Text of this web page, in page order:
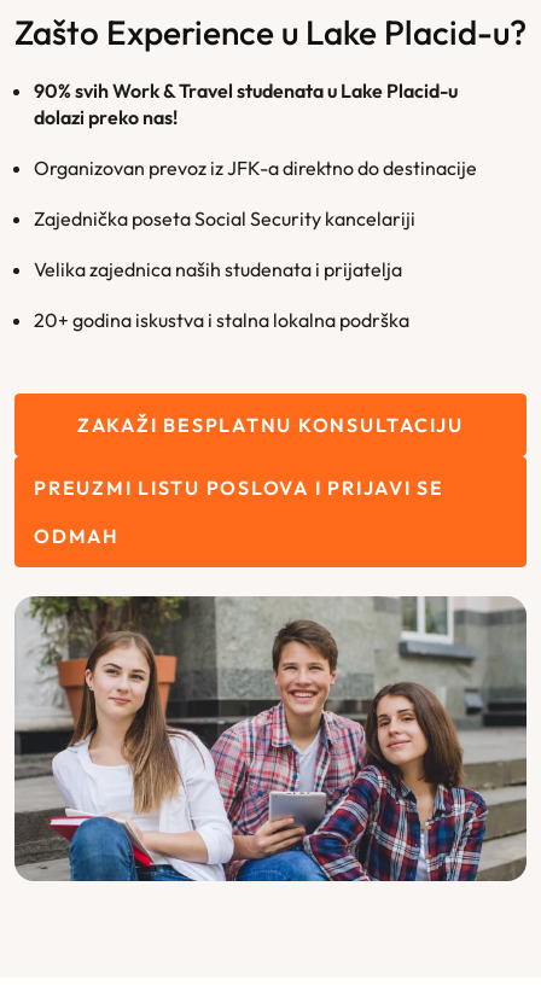
Zašto Experience u Lake Placid-u?
90% svih Work & Travel studenata u Lake Placid-u
dolazi preko nas!
Organizovan prevoz iz JFK-a direktno do destinacije
Zajednička poseta Social Security kancelariji
Velika zajednica naših studenata i prijatelja
20+ godina iskustva i stalna lokalna podrška
ZAKAŽI BESPLATNU KONSULTACIJU
PREUZMI LISTU POSLOVA I PRIJAVI SE
ODMAH